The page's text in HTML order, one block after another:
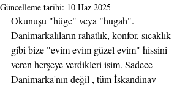
Güncelleme tarihi: 10 Haz 2025
Okunuşu "hüge" veya "hugah".
Danimarkalıların rahatlık, konfor, sıcaklık
gibi bize "evim evim güzel evim" hissini
veren herşeye verdikleri isim. Sadece
Danimarka'nın değil , tüm İskandinav